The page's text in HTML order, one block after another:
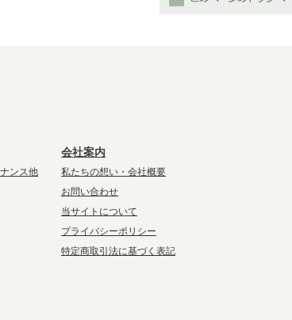
ンス他
会社案内
私たちの想い・会社概要
お問い合わせ
当サイトについて
プライバシーポリシー
特定商取引法に基づく表記